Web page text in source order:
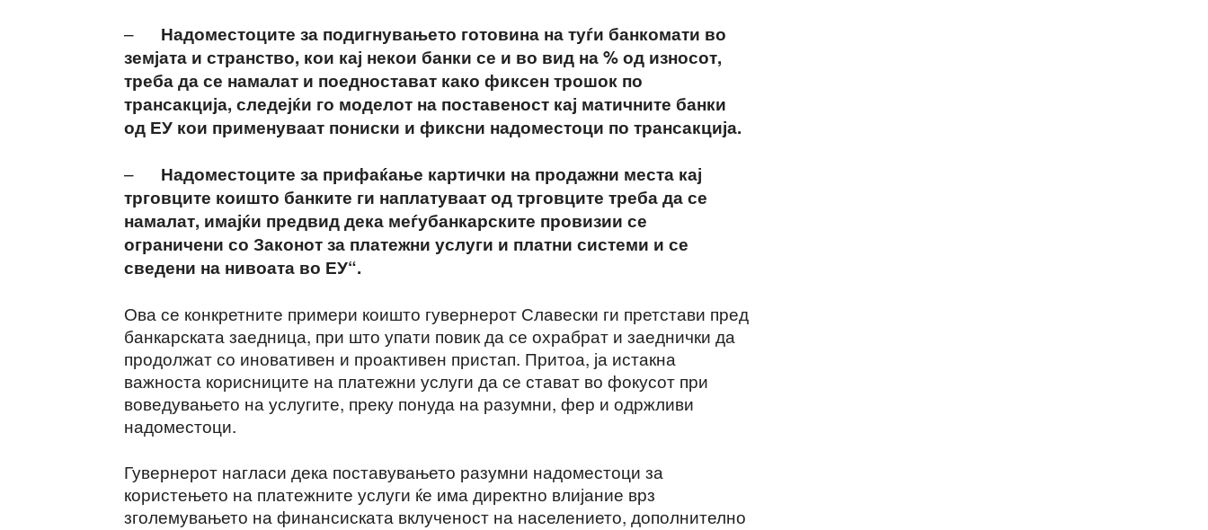
– Надоместоците за подигнувањето готовина на туѓи банкомати во
земјата и странство, кои кај некои банки се и во вид на % од износот,
треба да се намалат и поедностават како фиксен трошок по
трансакција, следејќи го моделот на поставеност кај матичните банки
од ЕУ кои применуваат пониски и фиксни надоместоци по трансакција.
– Надоместоците за прифаќање картички на продажни места кај
трговците коишто банките ги наплатуваат од трговците треба да се
намалат, имајќи предвид дека меѓубанкарските провизии се
ограничени со Законот за платежни услуги и платни системи и се
сведени на нивоата во ЕУ“.
Ова се конкретните примери коишто гувернерот Славески ги претстави пред
банкарската заедница, при што упати повик да се охрабрат и заеднички да
продолжат со иновативен и проактивен пристап. Притоа, ја истакна
важноста корисниците на платежни услуги да се стават во фокусот при
воведувањето на услугите, преку понуда на разумни, фер и одржливи
надоместоци.
Гувернерот нагласи дека поставувањето разумни надоместоци за
користењето на платежните услуги ќе има директно влијание врз
зголемувањето на финансиската вклученост на населението, дополнително